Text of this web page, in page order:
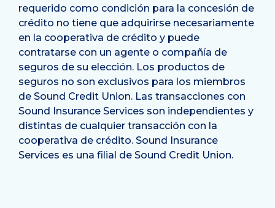
requerido como condición para la concesión de
crédito no tiene que adquirirse necesariamente
en la cooperativa de crédito y puede
contratarse con un agente o compañía de
seguros de su elección. Los productos de
seguros no son exclusivos para los miembros
de Sound Credit Union. Las transacciones con
Sound Insurance Services son independientes y
distintas de cualquier transacción con la
cooperativa de crédito. Sound Insurance
Services es una filial de Sound Credit Union.